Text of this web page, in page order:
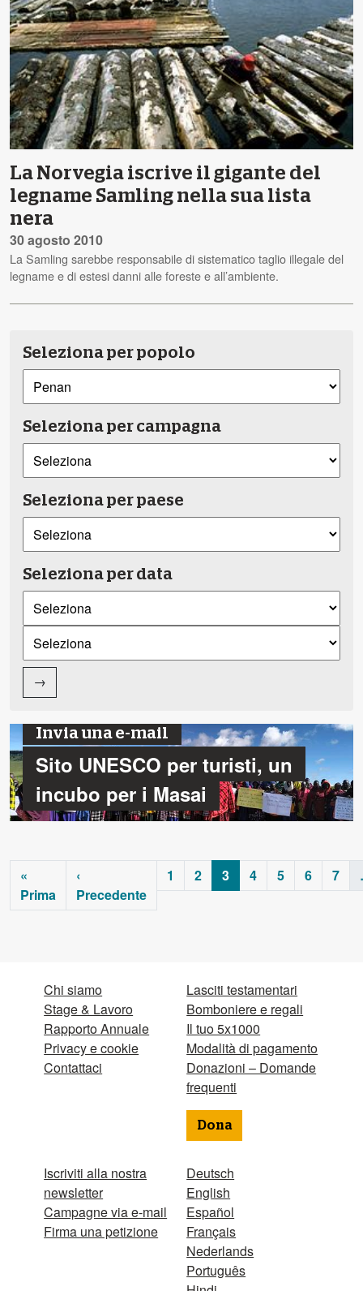
La Norvegia iscrive il gigante del
legname Samling nella sua lista
nera
30 agosto 2010
La Samling sarebbe responsabile di sistematico taglio illegale del
legname e di estesi danni alle foreste e all’ambiente.
Seleziona per popolo
Seleziona per campagna
Seleziona per paese
Seleziona per data
→
Invia una e-mail
Sito UNESCO per turisti, un
incubo per i Masai
«
Prima
‹
Precedente
1 2 3 4 5 6 7
Chi siamo
Stage & Lavoro
Rapporto Annuale
Privacy e cookie
Contattaci
Iscriviti alla nostra
newsletter
Campagne via e-mail
Firma una petizione
Lasciti testamentari
Bomboniere e regali
Il tuo 5x1000
Modalità di pagamento
Donazioni – Domande
frequenti
Dona
Deutsch
English
Español
Français
Nederlands
Português